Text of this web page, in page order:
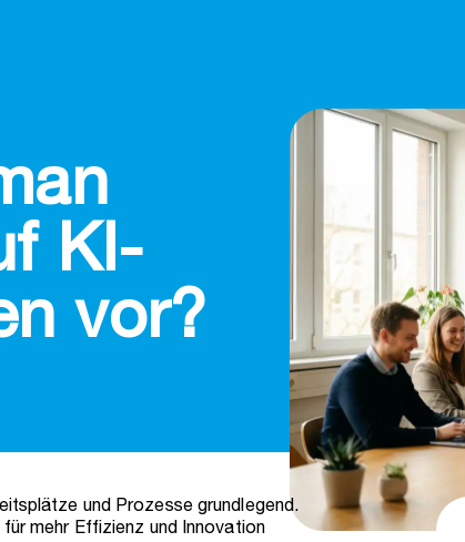
KI-
vor?
und Prozesse grundlegend.
mehr Effizienz und Innovation